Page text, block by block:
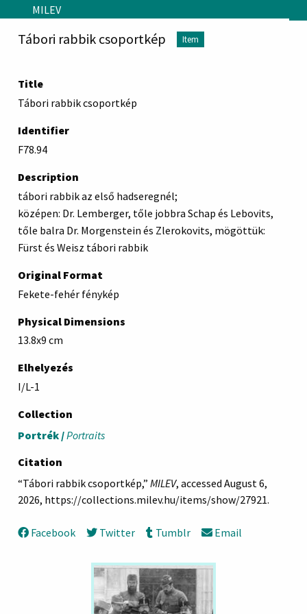
Skip to main content
MILEV
Tábori rabbik csoportkép Item
Title
Tábori rabbik csoportkép
Identifier
F78.94
Description
tábori rabbik az első hadseregnél;
középen: Dr. Lemberger, tőle jobbra Schap és Lebovits,
tőle balra Dr. Morgenstein és Zlerokovits, mögöttük:
Fürst és Weisz tábori rabbik
Original Format
Fekete-fehér fénykép
Physical Dimensions
13.8x9 cm
Elhelyezés
I/L-1
Collection
Portrék /Portraits
Citation
“Tábori rabbik csoportkép,” MILEV, accessed August 6,
2026, https://collections.milev.hu/items/show/27921.
Facebook Twitter Tumblr Email